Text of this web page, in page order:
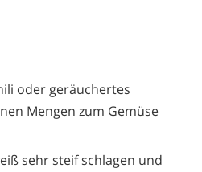
oder geräuchertes
Mengen zum Gemüse
sehr steif schlagen und